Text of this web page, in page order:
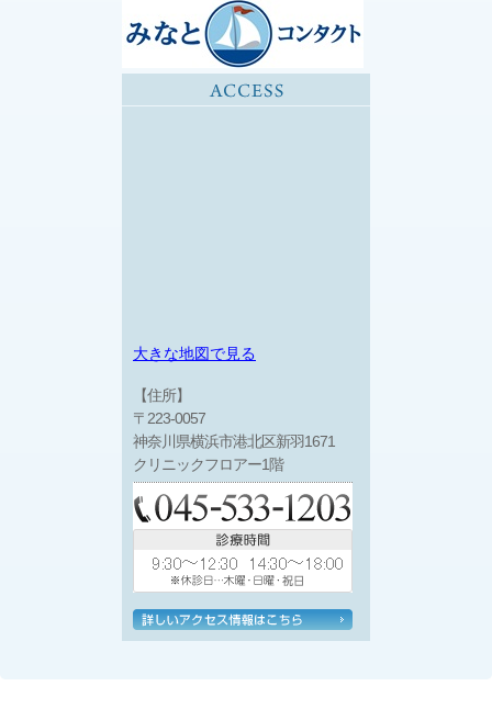
大きな地図で見る
【住所】
〒223-0057
神奈川県横浜市港北区新羽1671
クリニックフロアー1階